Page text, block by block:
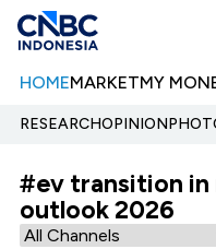
HOMEMARKETMY
RESEARCHOPINION
#ev transition
outlook 2026